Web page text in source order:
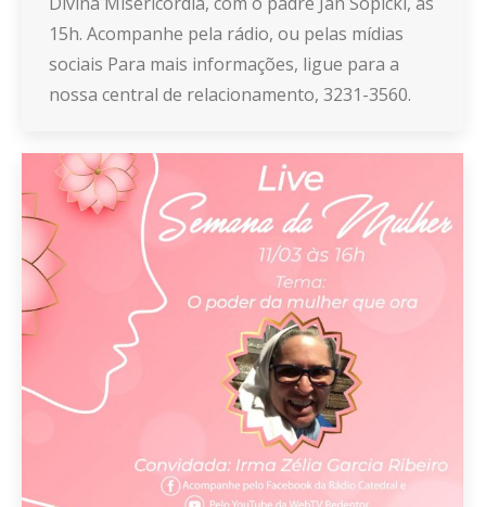
15h. Acompanhe pela rádio, ou pelas mídias
sociais Para mais informações, ligue para a
nossa central de relacionamento, 3231-3560.